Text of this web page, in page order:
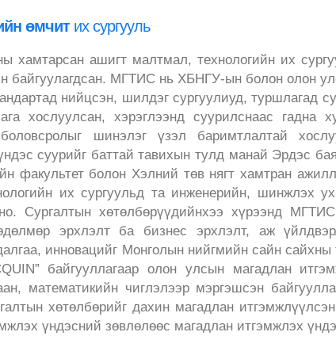
суурилсан
улсын
Германы хамтарсан
их сургууль
хамтарсан ашигт малтмал, технологийн их
байгуулагдсан. МГТИС нь ХБНГУ-ын болон олон
нийцсэн, шилдэг сургуулиуд, туршлагад
хослуулсан, хэрэглээнд суурилснаас гадна
шинэлэг үзэл баримтлалтай
суурийг баттай тавихын тулд манай Эрдэс
факультет болон Хэлний төв нягт хамтран
их сургуульд та инженерийн, шинжлэх
Сургалтын хөтөлбөрүүдийнхээ хүрээнд
эрхлэлт ба бизнес эрхлэлт, аж
инновацийг Монголын нийгмийн сайн
байгууллагаар олон улсын магадлан
математикийн чиглэлээр мэргэшсэн
хөтөлбөрийг дахин магадлан
үндэсний зөвлөлөөс магадлан итгэмжлэх